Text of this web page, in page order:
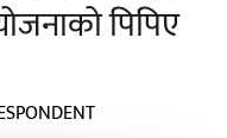
पिपिए